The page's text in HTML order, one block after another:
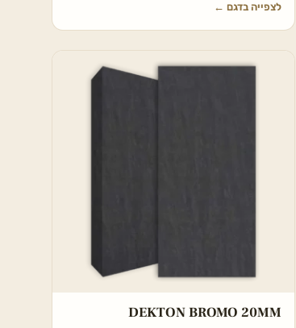
לצפייה בדגם ←
DEKTON BROMO 20MM